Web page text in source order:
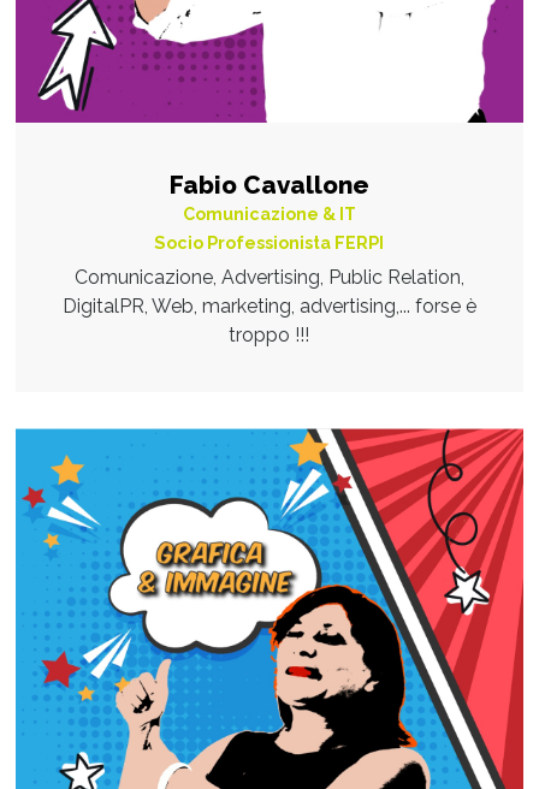
Fabio Cavallone
Comunicazione & IT
Socio Professionista FERPI
Comunicazione, Advertising, Public Relation,
DigitalPR, Web, marketing, advertising,... forse è
troppo !!!